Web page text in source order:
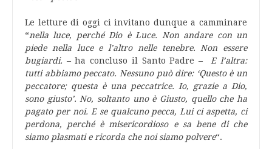
Le letture di oggi ci invitano dunque a camminare
“nella luce, perché Dio è Luce. Non andare con un
piede nella luce e l’altro nelle tenebre. Non essere
bugiardi. – ha concluso il Santo Padre –
E l’altra:
tutti abbiamo peccato. Nessuno può dire: ‘Questo è un
peccatore; questa è una peccatrice. Io, grazie a Dio,
sono giusto’. No, soltanto uno è Giusto, quello che ha
pagato per noi. E se qualcuno pecca, Lui ci aspetta, ci
perdona, perché è misericordioso e sa bene di che
siamo plasmati e ricorda che noi siamo polvere“.